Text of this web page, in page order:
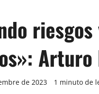
Arturo
de 2023 1 minuto de